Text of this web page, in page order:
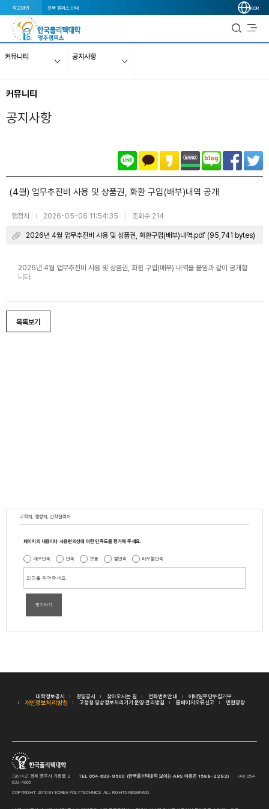
학교법인 전국 캠퍼스 안내 KOR
커뮤니티 공지사항
커뮤니티
공지사항
(4월) 업무추진비 사용 및 상품권, 화환 구입(배부)내역 공개
행정처 | 2026-05-06 11:54:35 | 조회수 214
2026년 4월 업무추진비 사용 및 상품권, 화환구입(배부)내역.pdf (95,741 bytes)
2026년 4월 업무추진비 사용 및 상품권, 화환 구입(배부) 내역을 붙임과 같이 공개합
니다.
목록보기
교학처, 행정처, 산학협력처
페이지의 내용이나 사용편의성에 대한 만족도를 평가해 주세요.
매우만족 만족 보통 불만족 매우불만족
평가하기
대학정보공시 경영공시 찾아오시는 길 전화번호안내 이메일무단수집거부
개인정보처리방침 고정형 영상정보처리기기 운영·관리방침 홈페이지오류신고 민원광장
[36142] 경북 영주시 가흥로 2 TEL 054-633-9500 (한국폴리텍대학 보이는 ARS 이용은 1588-2282)
FAX 054-
633-4865
COPYRIGHT 2010 BY KOREA POLYTECHNICS. ALL RIGHTS RESERVED.